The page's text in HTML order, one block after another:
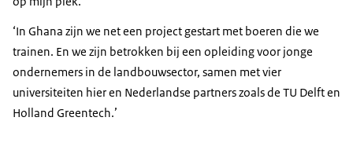
‘In Ghana zijn we net een project gestart met boeren die we
trainen. En we zijn betrokken bij een opleiding voor jonge
ondernemers in de landbouwsector, samen met vier
universiteiten hier en Nederlandse partners zoals de TU Delft en
Holland Greentech.’